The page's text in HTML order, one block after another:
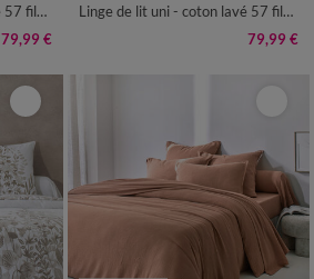
Linge de lit uni - coton lavé 57 fils/cm²
79,99 €
Linge de lit uni - coton lavé 57 fils/cm²
79,99 €